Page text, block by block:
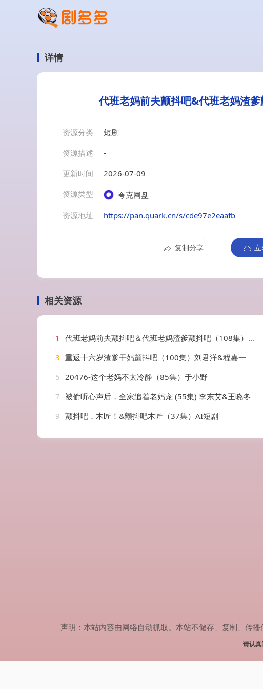
详情
代班老妈前夫颤抖吧&代班老妈渣
资源分类
短剧
资源描述
-
更新时间
2026-07-09
资源类型
夸克网盘
资源地址
https://pan.quark.cn/s/cde97e2eaafb
复制分享
相关资源
1 代班老妈前夫颤抖吧＆代班老妈渣爹颤抖吧（108集）丁榆&卿苗&应新新
3 重返十六岁渣爹干妈颤抖吧（100集）刘君洋&程嘉一
5 20476-这个老妈不太冷静（85集）于小野
7 被偷听心声后，全家追着老妈宠 (55集) 李东艾&王晓冬
9 颤抖吧，木匠！&颤抖吧木匠（37集）AI短剧
声明：本站内容由网络自动抓取。本站不储存、复制、传
请认真